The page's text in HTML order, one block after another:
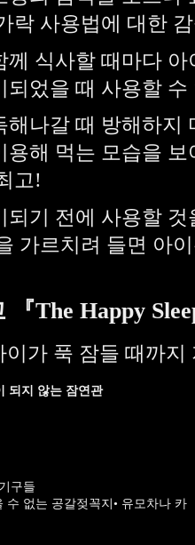
락 사용법에 대한
께 식사할 때마다
되었을 때 사용할 수
해나갈 때 방해하지
용해 먹는 모습을
고!
되기 전에 사용할
가르치려 들면 아
『The Happy
이가 푹 잠들 때까
되지 않는 잠연관
구들
수 없는 공갈젖꼭지• 유모차나 카